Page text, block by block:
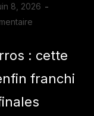
8, 2026
: cette
franchi